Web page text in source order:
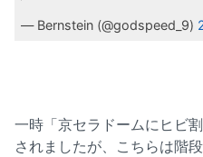
— Bernstein (@godspeed_9)
一時「京セラドームにヒビ
されましたが、こちらは階